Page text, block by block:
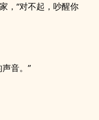
，“对不起，吵醒你
音。”